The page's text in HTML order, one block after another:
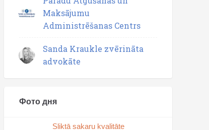
Maksājumu
Administrēšanas Centrs
Sanda Kraukle zvērināta
advokāte
Фото дня
Sliktā sakaru kvalitāte